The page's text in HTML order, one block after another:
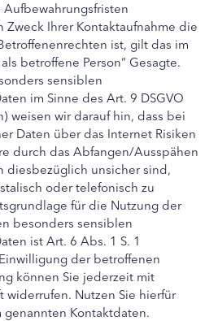
Ihrer Kontaktaufnahme die
ist, gilt das im
betroffene Person“ Gesagte.
sensiblen
im Sinne des Art. 9 DSGVO
weisen wir darauf hin, dass bei
Daten über das Internet Risiken
durch das Abfangen/Ausspähen
diesbezüglich unsicher sind,
oder telefonisch zu
für die Nutzung der
besonders sensiblen
ist Art. 6 Abs. 1 S. 1
der betroffenen
können Sie jederzeit mit
widerrufen. Nutzen Sie hierfür
Kontaktdaten.